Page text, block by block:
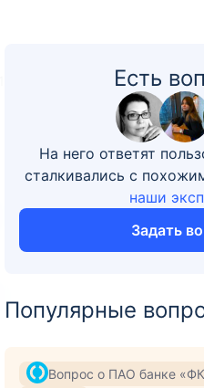
Есть
На него ответят
сталкивались с
наши
Задать
Популярные
Вопрос о ПАО банке